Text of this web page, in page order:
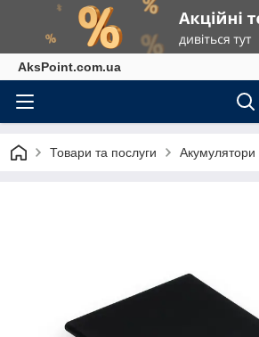
AksPoint.com.ua
Товари та послуги Акумулятори